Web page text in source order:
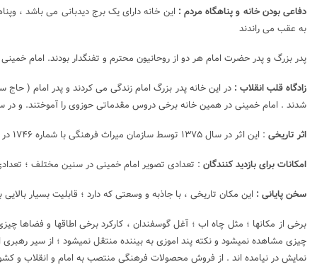
دفاعی بودن خانه و پناهگاه مردم : این خانه دارای یک برج دیدبانی می باشد ،
به عقب می راندند
پدر بزرگ و پدر حضرت امام هر دو از روحانیون محترم و تفنگدار بودند. امام خمینی
زادگاه قلب انقلاب :
شدند . امام خمینی در همین خانه برخی دروس مقدماتی حوزوی را آموختند. و در سن ۱۹ سالگی برای ادامه تحصیل حوزوی به اراک و سپس به قم عزیمت نمودند، لیکن همچنان به این خانه پدری رفت و آمد
اثر تاریخی : اين اثر در سال ۱۳۷۵ توسط سازمان میراث فرهنگی با شماره ۱۷۴۶ در فهرست آثار ملی ایران به ثبت رسید. وروزانه مورد بازدید علاقمندان از سراسر کشور وجهان قرار میگیرد .
امکانات برای بازدید کنندگان : تعدادی تصویر امام خمینی در سنین مختلف ؛
سخن پایانی : این مکان تاریخی ، با جاذبه و وسعتی که دارد ؛ قابلیت بسیار
برخی از مکانها ؛ مثل چاه اب ؛ آغل گوسفندان ، کارکرد برخی اطاقها و فضاها
چیزی مشاهده نمیشود و نکته پند اموزی به بیننده منتقل نمیشود ؛ از سیر
نمایش در نیامده اند . از فروش محصولات فرهنگی منتصب به امام و انقلاب و